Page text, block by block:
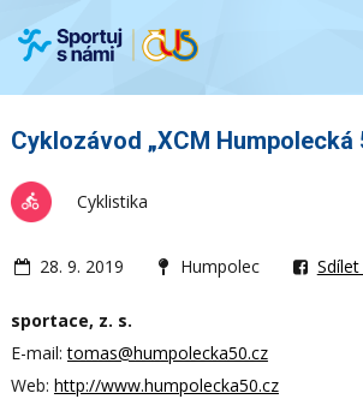
Cyklozávod „XCM Humpolecká
Cyklistika
28. 9. 2019 Humpolec
sportace, z. s.
E-mail:tomas@humpolecka50.cz
Web: http://www.humpolecka50.cz